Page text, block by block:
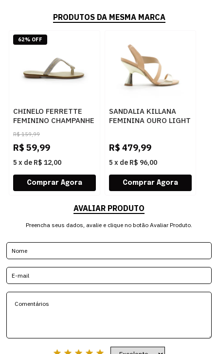
PRODUTOS DA MESMA MARCA
CHINELO FERRETTE
FEMININO CHAMPANHE
- 283725
R$ 159,99
R$ 59,99
5 x de R$ 12,00
62% OFF
SANDALIA KILLANA
FEMININA OURO LIGHT
R$ 479,99
5 x de R$ 96,00
AVALIAR PRODUTO
Preencha seus dados, avalie e clique no botão Avaliar Produto.